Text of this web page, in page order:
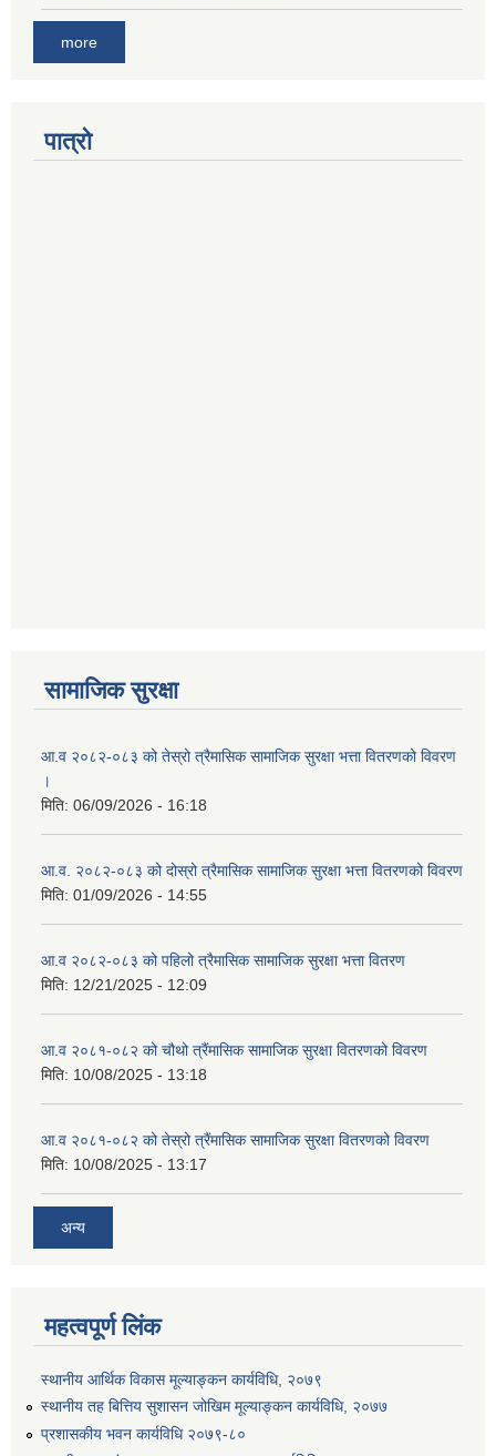
more
पात्रो
सामाजिक सुरक्षा
आ.व २०८२-०८३ को तेस्रो त्रैमासिक सामाजिक सुरक्षा भत्ता वितरणको विवरण
।
मिति: 06/09/2026 - 16:18
आ.व. २०८२-०८३ को दोस्रो त्रैमासिक सामाजिक सुरक्षा भत्ता वितरणको विवरण
मिति: 01/09/2026 - 14:55
आ.व २०८२-०८३ को पहिलो त्रैमासिक सामाजिक सुरक्षा भत्ता वितरण
मिति: 12/21/2025 - 12:09
आ.व २०८१-०८२ को चौथो त्रैंमासिक सामाजिक सुरक्षा वितरणको विवरण
मिति: 10/08/2025 - 13:18
आ.व २०८१-०८२ को तेस्रो त्रैंमासिक सामाजिक सुरक्षा वितरणको विवरण
मिति: 10/08/2025 - 13:17
अन्य
महत्वपूर्ण लिंक
स्थानीय आर्थिक विकास मूल्याङ्कन कार्यविधि, २०७९
स्थानीय तह बित्तिय सुशासन जोखिम मूल्याङ्कन कार्यविधि, २०७७
प्रशासकीय भवन कार्यविधि २०७९-८०